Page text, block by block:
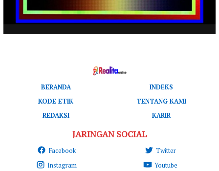
BERANDA
INDEKS
KODE ETIK
TENTANG KAMI
REDAKSI
KARIR
JARINGAN SOCIAL
Facebook
Twitter
Instagram
Youtube